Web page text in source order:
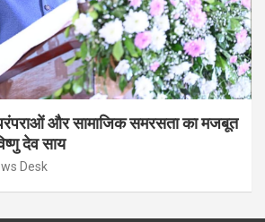
और सामाजिक समरसता का मजबूत
देव साय
Desk